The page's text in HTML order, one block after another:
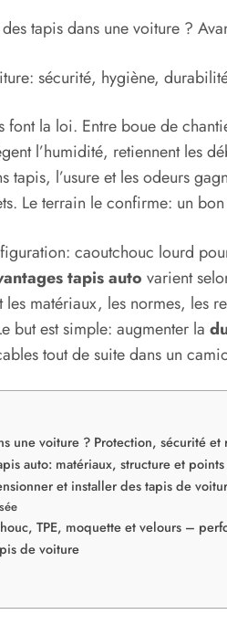
tapis dans une voiture ?
sécurité, hygiène,
font la loi. Entre boue de
l’humidité, retiennent les
tapis, l’usure et les odeurs
Le terrain le confirme: un
caoutchouc lourd
tapis auto varient
matériaux, les normes, les
but est simple: augmenter la
tout de suite dans un
une voiture ? Protection, sécurité et
auto: matériaux, structure et
et installer des tapis de
TPE, moquette et velours –
de voiture